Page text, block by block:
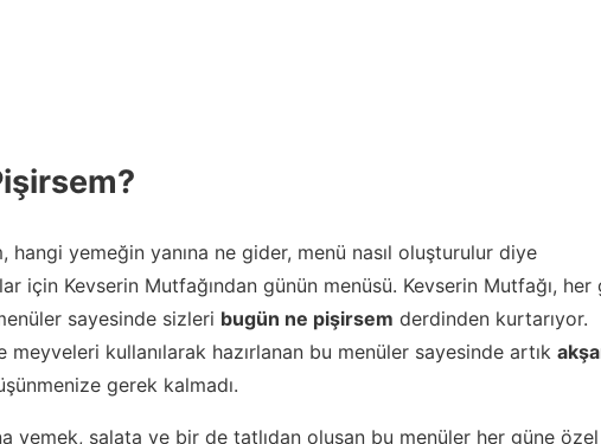
hangi yemeğin yanına ne gider, menü nasıl oluşturulur diye
için Kevserin Mutfağından günün menüsü. Kevserin Mutfağı, her
sayesinde sizleri bugün ne pişirsem derdinden kurtarıyor.
meyveleri kullanılarak hazırlanan bu menüler sayesinde artık
gerek kalmadı.
yemek, salata ve bir de tatlıdan oluşan bu menüler her güne özel